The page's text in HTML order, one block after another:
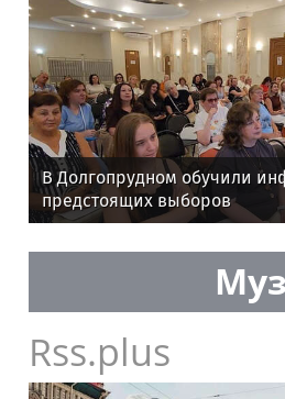
В Долгопрудном обучили
предстоящих выборов
Rss.plus